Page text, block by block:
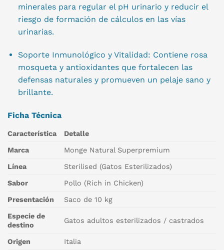
minerales para regular el pH urinario y reducir el
riesgo de formación de cálculos en las vías
urinarias.
Soporte Inmunológico y Vitalidad: Contiene rosa
mosqueta y antioxidantes que fortalecen las
defensas naturales y promueven un pelaje sano y
brillante.
Ficha Técnica
Característica Detalle
Marca Monge Natural Superpremium
Línea Sterilised (Gatos Esterilizados)
Sabor Pollo (Rich in Chicken)
Presentación Saco de 10 kg
Especie de
destino
Gatos adultos esterilizados / castrados
Origen Italia